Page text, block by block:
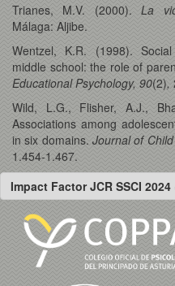
Trianes, M.V. (2000).La
Málaga: Aljibe.
Wentzel, K.R. (1998).
middle school: the role of
Educational Psychology, 90(2),
Wild, L.G., Flisher, A.J.,
Associations among
in six domains. Journal of
1.454-1.467.
Impact Factor JCR SSCI 2024